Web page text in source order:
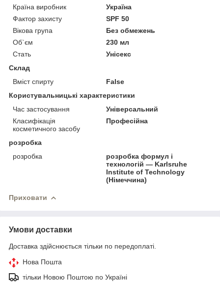
Країна виробник
Україна
Фактор захисту
SPF 50
Вікова група
Без обмежень
Об`єм
230 мл
Стать
Унісекс
Склад
Вміст спирту
False
Користувальницькі характеристики
Час застосування
Універсальний
Класифікація
косметичного засобу
Професійна
розробка
розробка
розробка формул і
технологій — Karlsruhe
Institute of Technology
(Німеччина)
Приховати
Умови доставки
Доставка здійснюється тільки по передоплаті.
Нова Пошта
тільки Новою Поштою по Україні